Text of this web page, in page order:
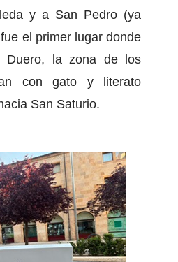
y a San Pedro (ya
el primer lugar donde
Duero, la zona de los
con gato y literato
San Saturio.